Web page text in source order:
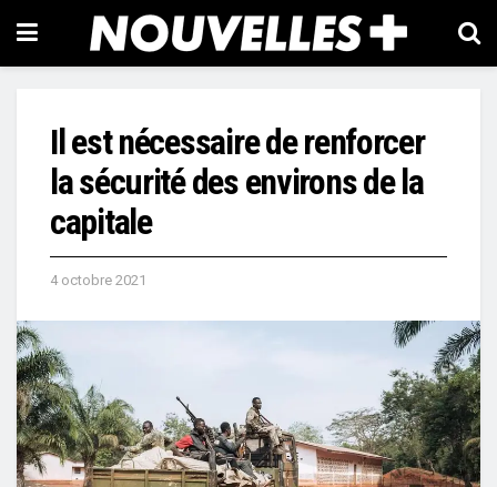
Il est nécessaire de renforcer
la sécurité des environs de la
capitale
4 octobre 2021